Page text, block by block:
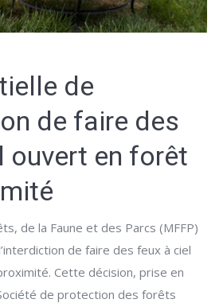
de
de faire des
ouvert en forêt
de la Faune et des Parcs (MFFP)
de faire des feux à ciel
Cette décision, prise en
de protection des forêts